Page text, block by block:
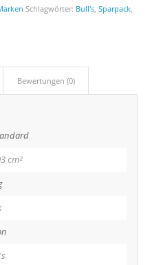
Schlagwörter: Bull's, Sparpack,
Bewertungen (0)
cm²